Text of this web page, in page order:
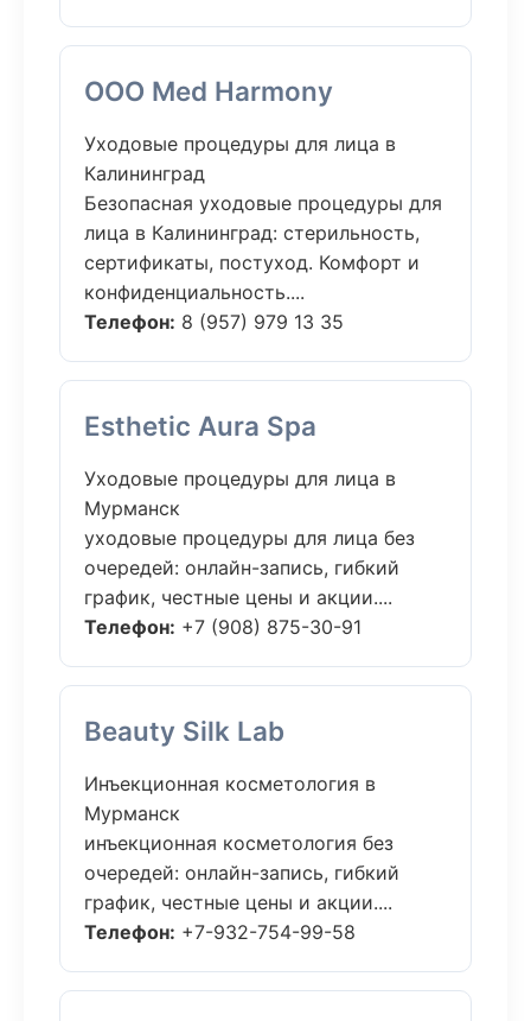
ООО Med Harmony
Уходовые процедуры для лица в
Калининград
Безопасная уходовые процедуры для
лица в Калининград: стерильность,
сертификаты, постуход. Комфорт и
конфиденциальность....
Телефон: 8 (957) 979 13 35
Esthetic Aura Spa
Уходовые процедуры для лица в
Мурманск
уходовые процедуры для лица без
очередей: онлайн-запись, гибкий
график, честные цены и акции....
Телефон: +7 (908) 875-30-91
Beauty Silk Lab
Инъекционная косметология в
Мурманск
инъекционная косметология без
очередей: онлайн-запись, гибкий
график, честные цены и акции....
Телефон: +7-932-754-99-58